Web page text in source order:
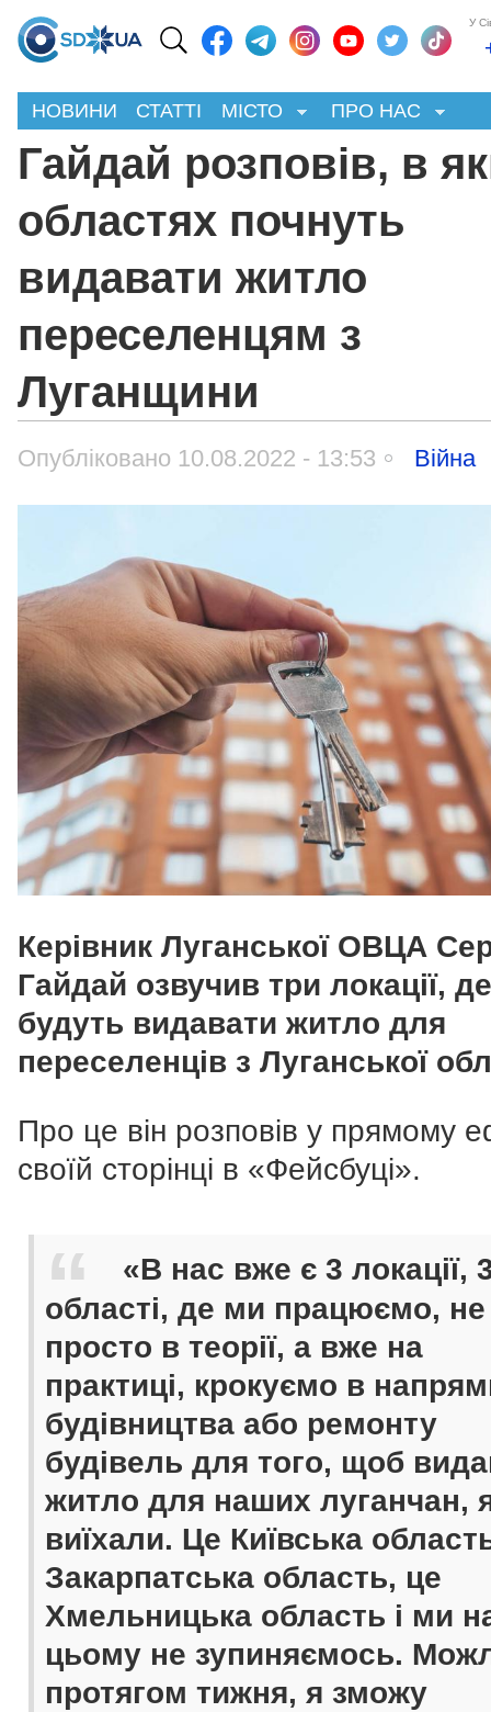
У
НОВИНИ СТАТТІ МІСТО ПРО НАС
Гайдай розповів, в
областях почнуть
видавати житло
переселенцям з
Луганщини
Опубліковано 10.08.2022 - 13:53 Війна
Керівник Луганської ОВЦА
Гайдай озвучив три локації, де
будуть видавати житло для
переселенців з Луганської
Про це він розповів у прямому
своїй сторінці в «Фейсбуці».
«В нас вже є 3 локації,
області, де ми працюємо, не
просто в теорії, а вже на
практиці, крокуємо в
будівництва або ремонту
будівель для того, щоб
житло для наших луганчан,
виїхали. Це Київська
Закарпатська область, це
Хмельницька область і ми
цьому не зупиняємось.
протягом тижня, я зможу